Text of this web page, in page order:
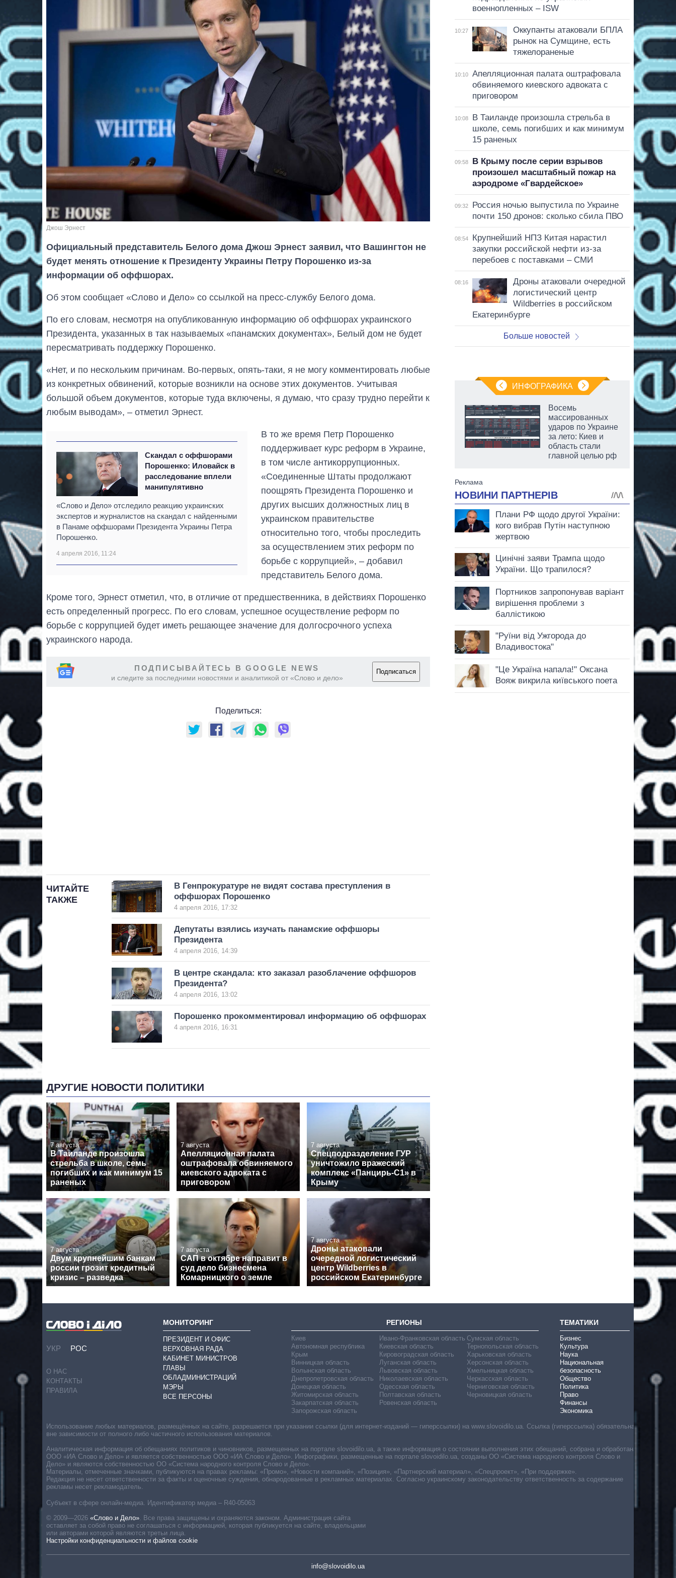
Джош Эрнест
Официальный представитель Белого дома Джош Эрнест заявил, что Вашингтон не
будет менять отношение к Президенту Украины Петру Порошенко из-за
информации об оффшорах.
Об этом сообщает «Слово и Дело» со ссылкой на пресс-службу Белого дома.
По его словам, несмотря на опубликованную информацию об оффшорах украинского
Президента, указанных в так называемых «панамских документах», Белый дом не будет
пересматривать поддержку Порошенко.
«Нет, и по нескольким причинам. Во-первых, опять-таки, я не могу комментировать любые
из конкретных обвинений, которые возникли на основе этих документов. Учитывая
большой объем документов, которые туда включены, я думаю, что сразу трудно перейти к
любым выводам», – отметил Эрнест.
Скандал с оффшорами
Порошенко: Иловайск в
расследование вплели
манипулятивно
«Слово и Дело» отследило реакцию украинских
экспертов и журналистов на скандал с найденными
в Панаме оффшорами Президента Украины Петра
Порошенко.
4 апреля 2016, 11:24
В то же время Петр Порошенко
поддерживает курс реформ в Украине,
в том числе антикоррупционных.
«Соединенные Штаты продолжают
поощрять Президента Порошенко и
других высших должностных лиц в
украинском правительстве
относительно того, чтобы проследить
за осуществлением этих реформ по
борьбе с коррупцией», – добавил
представитель Белого дома.
Кроме того, Эрнест отметил, что, в отличие от предшественника, в действиях Порошенко
есть определенный прогресс. По его словам, успешное осуществление реформ по
борьбе с коррупцией будет иметь решающее значение для долгосрочного успеха
украинского народа.
ПОДПИСЫВАЙТЕСЬ В GOOGLE NEWS
и следите за последними новостями и аналитикой от «Слово и дело»
Подписаться
Поделиться:
ЧИТАЙТЕ
ТАКЖЕ
В Генпрокуратуре не видят состава преступления в
оффшорах Порошенко
4 апреля 2016, 17:32
Депутаты взялись изучать панамские оффшоры
Президента
4 апреля 2016, 14:39
В центре скандала: кто заказал разоблачение оффшоров
Президента?
4 апреля 2016, 13:02
Порошенко прокомментировал информацию об оффшорах
4 апреля 2016, 16:31
ДРУГИЕ НОВОСТИ ПОЛИТИКИ
7 августа
В Таиланде произошла
стрельба в школе, семь
погибших и как минимум 15
раненых
7 августа
Апелляционная палата
оштрафовала обвиняемого
киевского адвоката с
приговором
7 августа
Спецподразделение ГУР
уничтожило вражеский
комплекс «Панцирь-С1» в
Крыму
7 августа
Двум крупнейшим банкам
россии грозит кредитный
кризис – разведка
7 августа
САП в октябре направит в
суд дело бизнесмена
Комарницкого о земле
7 августа
Дроны атаковали
очередной логистический
центр Wildberries в
российском Екатеринбурге
военнопленных – ISW
10:27
Оккупанты атаковали БПЛА
рынок на Сумщине, есть
тяжелораненые
10:10
Апелляционная палата оштрафовала
обвиняемого киевского адвоката с
приговором
10:08
В Таиланде произошла стрельба в
школе, семь погибших и как минимум
15 раненых
09:58
В Крыму после серии взрывов
произошел масштабный пожар на
аэродроме «Гвардейское»
09:32
Россия ночью выпустила по Украине
почти 150 дронов: сколько сбила ПВО
08:54
Крупнейший НПЗ Китая нарастил
закупки российской нефти из-за
перебоев с поставками – СМИ
08:16
Дроны атаковали очередной
логистический центр
Wildberries в российском
Екатеринбурге
Больше новостей
ИНФОГРАФИКА
поступающих в
бакалавриат,
магистратуру и
аспирантуру
Восемь
массированных
ударов по Украине
за лето: Киев и
область стали
главной целью рф
УКР РОС
О НАС
КОНТАКТЫ
ПРАВИЛА
МОНИТОРИНГ
ПРЕЗИДЕНТ И ОФИС
ВЕРХОВНАЯ РАДА
КАБИНЕТ МИНИСТРОВ
ГЛАВЫ
ОБЛАДМИНИСТРАЦИЙ
МЭРЫ
ВСЕ ПЕРСОНЫ
РЕГИОНЫ
Киев
Автономная республика
Крым
Винницкая область
Волынская область
Днепропетровская область
Донецкая область
Житомирская область
Закарпатская область
Запорожская область
Ивано-Франковская область
Киевская область
Кировоградская область
Луганская область
Львовская область
Николаевская область
Одесская область
Полтавская область
Ровенская область
Сумская область
Тернопольская область
Харьковская область
Херсонская область
Хмельницкая область
Черкасская область
Черниговская область
Черновицкая область
ТЕМАТИКИ
Бизнес
Культура
Наука
Национальная
безопасность
Общество
Политика
Право
Финансы
Экономика
Субъект в сфере онлайн-медиа. Идентификатор медиа – R40-05063
© 2009—2026 «Слово и Дело». Все права защищены и охраняются законом. Администрация сайта
оставляет за собой право не соглашаться с информацией, которая публикуется на сайте, владельцами
или авторами которой являются третьи лица.
Настройки конфиденциальности и файлов cookie
info@slovoidilo.ua
Использование любых материалов, размещённых на сайте, разрешается при указании ссылки (для интернет-изданий — гиперссылки) на www.slovoidilo.ua. Ссылка (гиперссылка) обязательна
вне зависимости от полного либо частичного использования материалов.
Аналитическая информация об обещаниях политиков и чиновников, размещенных на портале slovoidilo.ua, а также информация о состоянии выполнения этих обещаний, собрана и обработана
ООО «ИА Слово и Дело» и является собственностью ООО «ИА Слово и Дело». Инфографики, размещенные на портале slovoidilo.ua, созданы ОО «Система народного контроля Слово и
Дело» и являются собственностью ОО «Система народного контроля Слово и Дело».
Материалы, отмеченные значками, публикуются на правах рекламы: «Промо», «Новости компаний», «Позиция», «Партнерский материал», «Спецпроект», «При поддержке».
Редакция не несет ответственности за факты и оценочные суждения, обнародованные в рекламных материалах. Согласно украинскому законодательству ответственность за содержание
рекламы несет рекламодатель.